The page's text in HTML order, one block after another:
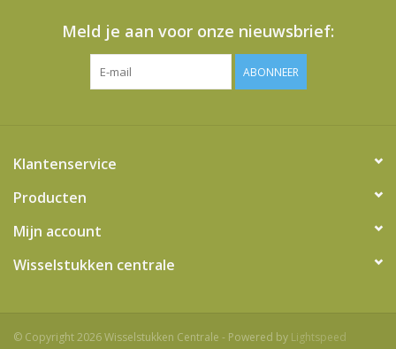
Meld je aan voor onze nieuwsbrief:
ABONNEER
Klantenservice
Producten
Mijn account
Wisselstukken centrale
© Copyright 2026 Wisselstukken Centrale - Powered by Lightspeed